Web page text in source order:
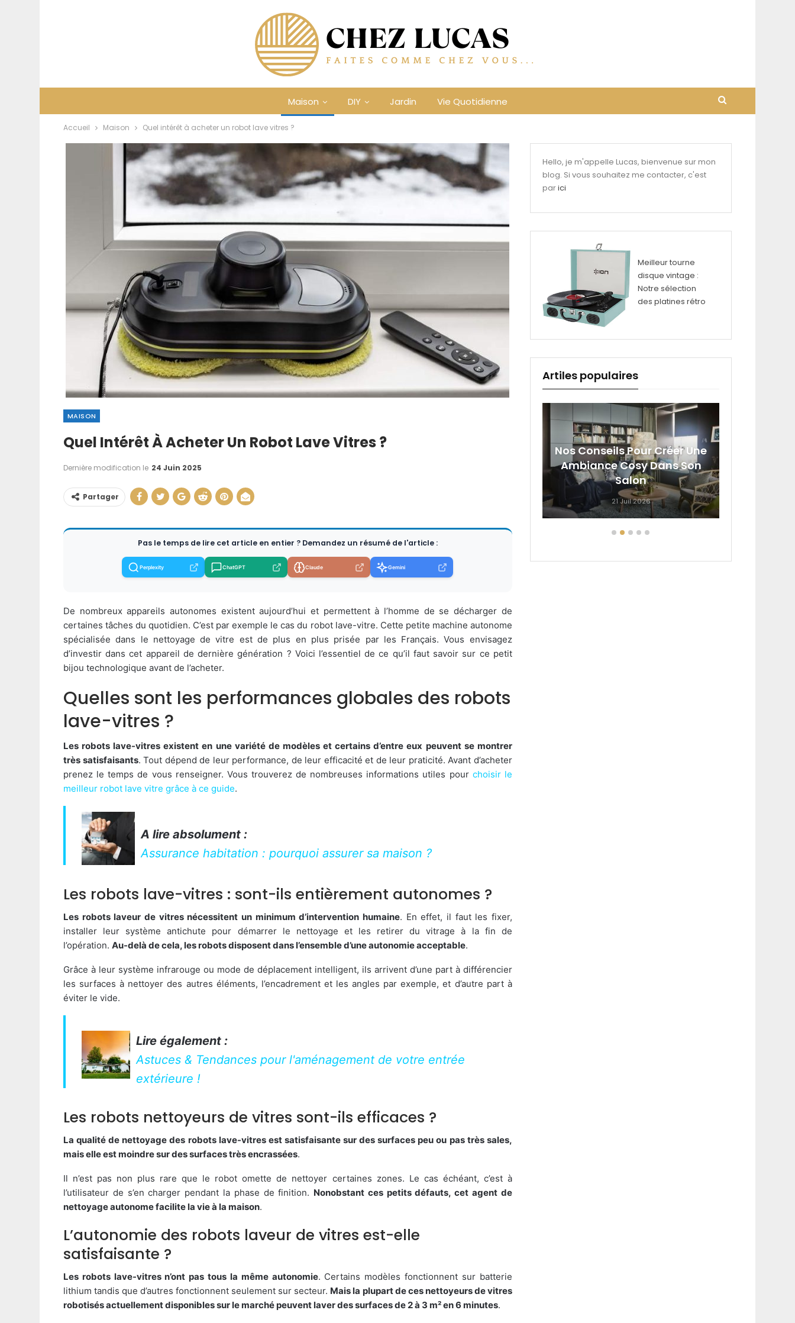
Maison DIY Jardin Vie Quotidienne
Accueil Maison Quel intérêt à acheter un robot lave vitres ?
MAISON
Quel Intérêt À Acheter Un Robot Lave Vitres ?
Dernière modification le 24 Juin 2025
Partager
Pas le temps de lire cet article en entier ? Demandez un résumé de l'article :
Perplexity ChatGPT Claude Gemini
De nombreux appareils autonomes existent aujourd’hui et permettent à l’homme de se décharger de
certaines tâches du quotidien. C’est par exemple le cas du robot lave-vitre. Cette petite machine autonome
spécialisée dans le nettoyage de vitre est de plus en plus prisée par les Français. Vous envisagez
d’investir dans cet appareil de dernière génération ? Voici l’essentiel de ce qu’il faut savoir sur ce petit
bijou technologique avant de l’acheter.
Quelles sont les performances globales des robots
lave-vitres ?
Les robots lave-vitres existent en une variété de modèles et certains d’entre eux peuvent se montrer
très satisfaisants. Tout dépend de leur performance, de leur efficacité et de leur praticité. Avant d’acheter
prenez le temps de vous renseigner. Vous trouverez de nombreuses informations utiles pour choisir le
meilleur robot lave vitre grâce à ce guide.
A lire absolument :
Assurance habitation : pourquoi assurer sa maison ?
Les robots lave-vitres : sont-ils entièrement autonomes ?
Les robots laveur de vitres nécessitent un minimum d’intervention humaine. En effet, il faut les fixer,
installer leur système antichute pour démarrer le nettoyage et les retirer du vitrage à la fin de
l’opération. Au-delà de cela, les robots disposent dans l’ensemble d’une autonomie acceptable.
Grâce à leur système infrarouge ou mode de déplacement intelligent, ils arrivent d’une part à différencier
les surfaces à nettoyer des autres éléments, l’encadrement et les angles par exemple, et d’autre part à
éviter le vide.
Lire également :
Astuces & Tendances pour l'aménagement de votre entrée
extérieure !
Les robots nettoyeurs de vitres sont-ils efficaces ?
La qualité de nettoyage des robots lave-vitres est satisfaisante sur des surfaces peu ou pas très sales,
mais elle est moindre sur des surfaces très encrassées.
Il n’est pas non plus rare que le robot omette de nettoyer certaines zones. Le cas échéant, c’est à
l’utilisateur de s’en charger pendant la phase de finition. Nonobstant ces petits défauts, cet agent de
nettoyage autonome facilite la vie à la maison.
L’autonomie des robots laveur de vitres est-elle
satisfaisante ?
Les robots lave-vitres n’ont pas tous la même autonomie. Certains modèles fonctionnent sur batterie
lithium tandis que d’autres fonctionnent seulement sur secteur. Mais la plupart de ces nettoyeurs de vitres
robotisés actuellement disponibles sur le marché peuvent laver des surfaces de 2 à 3 m² en 6 minutes.
Hello, je m'appelle Lucas, bienvenue sur mon
blog. Si vous souhaitez me contacter, c'est
parici
Meilleur tourne
disque vintage :
Notre sélection
des platines rétro
Artiles populaires
Comment Faire Du Blanc
Manuellement : Techniques,
21 Juin 2026
DIY : Comment Faire Sa
Nos Conseils Pour Créer Une
Ambiance Cosy Dans Son
Salon
21 Juil 2026